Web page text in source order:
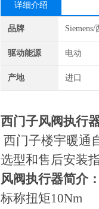
详细介绍
品牌
驱动能源 电动
产地 进口
西门子风阀执行
西门子楼宇暖通
选型和售后安装
风阀执行器简介
标称扭矩10Nm